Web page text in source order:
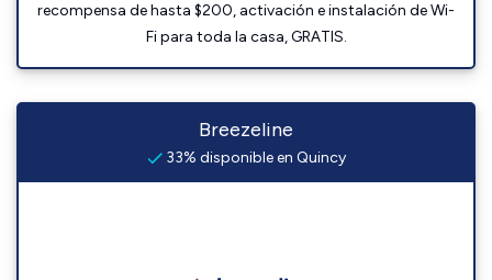
recompensa de hasta $200, activación e instalación de Wi-
Fi para toda la casa, GRATIS.
Breezeline
33% disponible en Quincy